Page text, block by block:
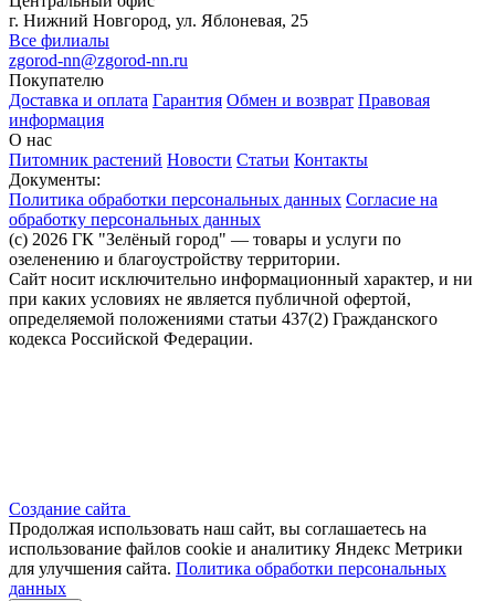
г. Нижний Новгород, ул. Яблоневая, 25
Все филиалы
zgorod-nn@zgorod-nn.ru
Покупателю
Доставка и оплата Гарантия Обмен и возврат Правовая
информация
О нас
Питомник растений Новости Статьи Контакты
Документы:
Политика обработки персональных данных Согласие на
обработку персональных данных
(c) 2026 ГК "Зелёный город" — товары и услуги по
озеленению и благоустройству территории.
Сайт носит исключительно информационный характер, и ни
при каких условиях не является публичной офертой,
определяемой положениями статьи 437(2) Гражданского
кодекса Российской Федерации.
Создание сайта
Продолжая использовать наш сайт, вы соглашаетесь на
использование файлов сооkіе и аналитику Яндекс Метрики
для улучшения сайта. Политика обработки персональных
данных